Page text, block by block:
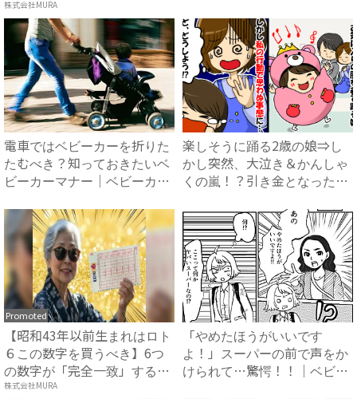
株式会社MURA
電車ではベビーカーを折りた
たむべき？知っておきたいベ
ビーカーマナー｜ベビーカレ
楽しそうに踊る2歳の娘⇒し
かし突然、大泣き＆かんしゃ
くの嵐！？引き金となった出
Promoted
【昭和43年以前生まれはロト
６この数字を買うべき】6つ
の数字が「完全一致」する
方...
株式会社MURA
「やめたほうがいいです
よ！」スーパーの前で声をか
けられて…驚愕！！｜ベビー